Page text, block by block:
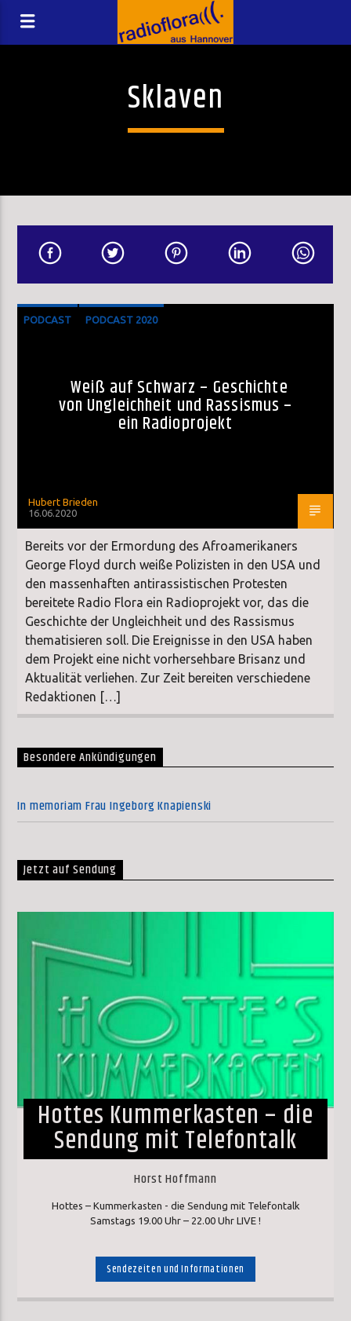
Sklaven
PODCAST PODCAST 2020
Weiß auf Schwarz – Geschichte
von Ungleichheit und Rassismus –
ein Radioprojekt
Hubert Brieden
16.06.2020
Bereits vor der Ermordung des Afroamerikaners
George Floyd durch weiße Polizisten in den USA und
den massenhaften antirassistischen Protesten
bereitete Radio Flora ein Radioprojekt vor, das die
Geschichte der Ungleichheit und des Rassismus
thematisieren soll. Die Ereignisse in den USA haben
dem Projekt eine nicht vorhersehbare Brisanz und
Aktualität verliehen. Zur Zeit bereiten verschiedene
Redaktionen […]
Besondere Ankündigungen
In memoriam Frau Ingeborg Knapienski
Jetzt auf Sendung
Hottes Kummerkasten – die
Sendung mit Telefontalk
Horst Hoffmann
Hottes – Kummerkasten - die Sendung mit Telefontalk
Samstags 19.00 Uhr – 22.00 Uhr LIVE !
Sendezeiten und Informationen